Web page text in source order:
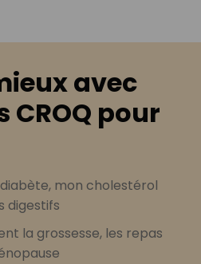
avec
CROQ pour
mon cholestérol
digestifs
la grossesse, les repas